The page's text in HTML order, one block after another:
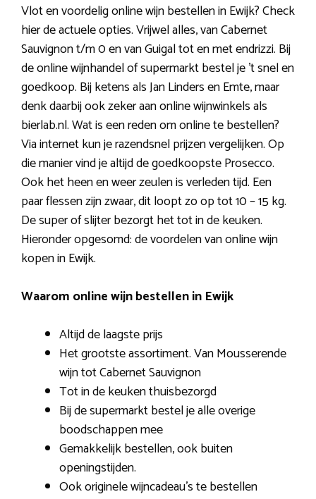
Vlot en voordelig online wijn bestellen in Ewijk? Check
hier de actuele opties. Vrijwel alles, van Cabernet
Sauvignon t/m 0 en van Guigal tot en met endrizzi. Bij
de online wijnhandel of supermarkt bestel je ’t snel en
goedkoop. Bij ketens als Jan Linders en Emte, maar
denk daarbij ook zeker aan online wijnwinkels als
bierlab.nl. Wat is een reden om online te bestellen?
Via internet kun je razendsnel prijzen vergelijken. Op
die manier vind je altijd de goedkoopste Prosecco.
Ook het heen en weer zeulen is verleden tijd. Een
paar flessen zijn zwaar, dit loopt zo op tot 10 – 15 kg.
De super of slijter bezorgt het tot in de keuken.
Hieronder opgesomd: de voordelen van online wijn
kopen in Ewijk.
Waarom online wijn bestellen in Ewijk
Altijd de laagste prijs
Het grootste assortiment. Van Mousserende
wijn tot Cabernet Sauvignon
Tot in de keuken thuisbezorgd
Bij de supermarkt bestel je alle overige
boodschappen mee
Gemakkelijk bestellen, ook buiten
openingstijden.
Ook originele wijncadeau’s te bestellen